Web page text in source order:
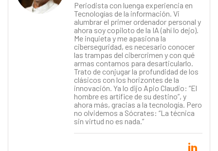
Periodista con luenga experiencia en
Tecnologías de la información. Vi
alumbrar el primer ordenador personal y
ahora soy copiloto de la IA (ahí lo dejo).
Me inquieta y me apasiona la
ciberseguridad, es necesario conocer
las trampas del cibercrimen y con qué
armas contamos para desarticularlo.
Trato de conjugar la profundidad de los
clásicos con los horizontes de la
innovación. Ya lo dijo Apio Claudio: “El
hombre es artífice de su destino”, y
ahora más, gracias a la tecnología. Pero
no olvidemos a Sócrates: “La técnica
sin virtud no es nada.”